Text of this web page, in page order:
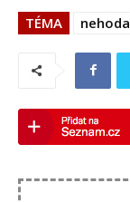
TÉMA nehoda